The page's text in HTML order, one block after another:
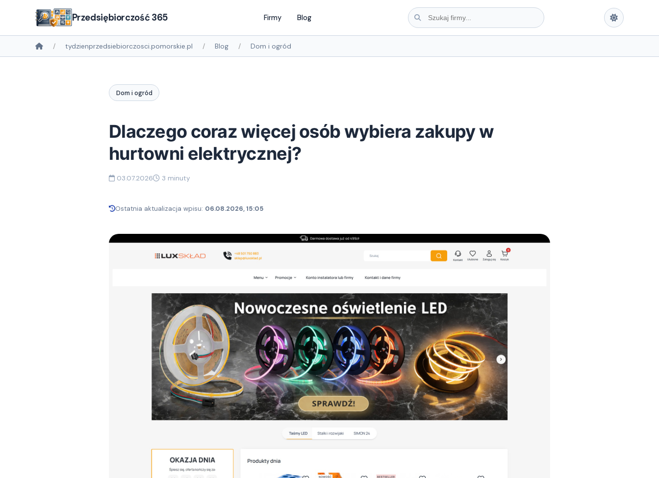
Przedsiębiorczość 365 Firmy Blog
tydzienprzedsiebiorczosci.pomorskie.pl Blog Dom i ogród
Dom i ogród
Dlaczego coraz więcej osób wybiera zakupy w
hurtowni elektrycznej?
03.07.2026 3 minuty
Ostatnia aktualizacja wpisu: 06.08.2026, 15:05